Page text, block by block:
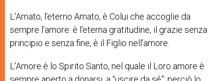
L’Amato, l’eterno Amato, è Colui che accoglie da
sempre l’amore: è l’eterna gratitudine, il grazie senza
principio e senza fine, è il Figlio nell’amore.
L’Amore è lo Spirito Santo, nel quale il Loro amore è